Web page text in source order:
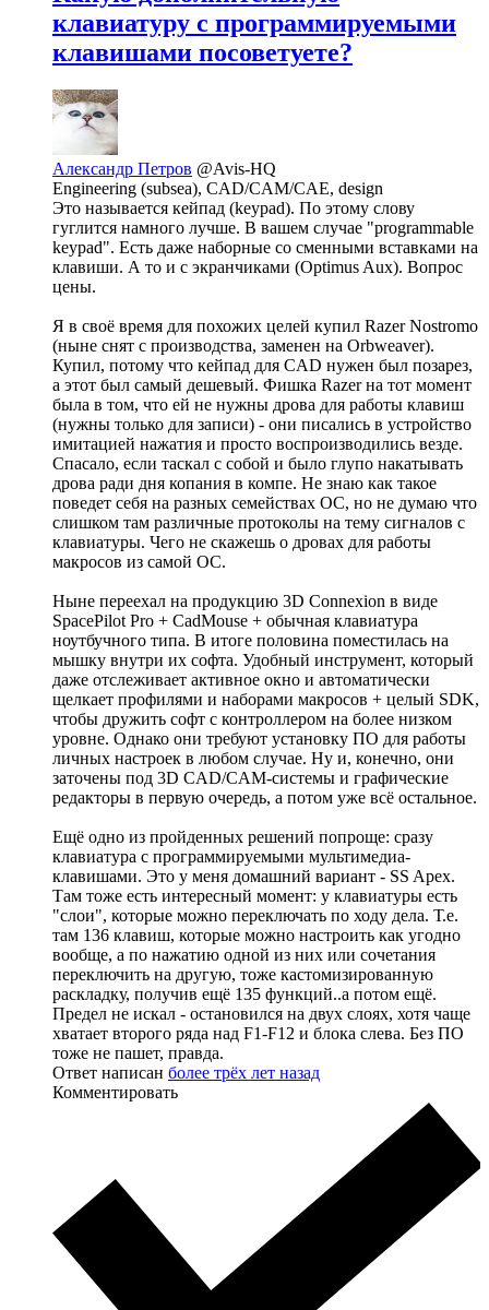
клавиатуру с программируемыми
клавишами посоветуете?
Александр Петров @Avis-HQ
Engineering (subsea), CAD/CAM/CAE, design
Это называется кейпад (keypad). По этому слову
гуглится намного лучше. В вашем случае "programmable
keypad". Есть даже наборные со сменными вставками на
клавиши. А то и с экранчиками (Optimus Aux). Вопрос
цены.
Я в своё время для похожих целей купил Razer Nostromo
(ныне снят с производства, заменен на Orbweaver).
Купил, потому что кейпад для CAD нужен был позарез,
а этот был самый дешевый. Фишка Razer на тот момент
была в том, что ей не нужны дрова для работы клавиш
(нужны только для записи) - они писались в устройство
имитацией нажатия и просто воспроизводились везде.
Спасало, если таскал с собой и было глупо накатывать
дрова ради дня копания в компе. Не знаю как такое
поведет себя на разных семействах ОС, но не думаю что
слишком там различные протоколы на тему сигналов с
клавиатуры. Чего не скажешь о дровах для работы
макросов из самой ОС.
Ныне переехал на продукцию 3D Connexion в виде
SpacePilot Pro + CadMouse + обычная клавиатура
ноутбучного типа. В итоге половина поместилась на
мышку внутри их софта. Удобный инструмент, который
даже отслеживает активное окно и автоматически
щелкает профилями и наборами макросов + целый SDK,
чтобы дружить софт с контроллером на более низком
уровне. Однако они требуют установку ПО для работы
личных настроек в любом случае. Ну и, конечно, они
заточены под 3D CAD/CAM-системы и графические
редакторы в первую очередь, а потом уже всё остальное.
Ещё одно из пройденных решений попроще: сразу
клавиатура с программируемыми мультимедиа-
клавишами. Это у меня домашний вариант - SS Apex.
Там тоже есть интересный момент: у клавиатуры есть
"слои", которые можно переключать по ходу дела. Т.е.
там 136 клавиш, которые можно настроить как угодно
вообще, а по нажатию одной из них или сочетания
переключить на другую, тоже кастомизированную
раскладку, получив ещё 135 функций..а потом ещё.
Предел не искал - остановился на двух слоях, хотя чаще
хватает второго ряда над F1-F12 и блока слева. Без ПО
тоже не пашет, правда.
Ответ написан более трёх лет назад
Комментировать